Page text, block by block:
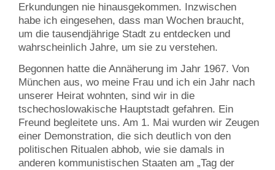
Erkundungen nie hinausgekommen. Inzwischen
habe ich eingesehen, dass man Wochen braucht,
um die tausendjährige Stadt zu entdecken und
wahrscheinlich Jahre, um sie zu verstehen.
Begonnen hatte die Annäherung im Jahr 1967. Von
München aus, wo meine Frau und ich ein Jahr nach
unserer Heirat wohnten, sind wir in die
tschechoslowakische Hauptstadt gefahren. Ein
Freund begleitete uns. Am 1. Mai wurden wir Zeugen
einer Demonstration, die sich deutlich von den
politischen Ritualen abhob, wie sie damals in
anderen kommunistischen Staaten am „Tag der